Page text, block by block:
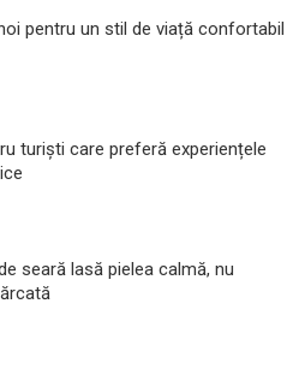
pentru un stil de viață confortabil
turiști care preferă experiențele
seară lasă pielea calmă, nu